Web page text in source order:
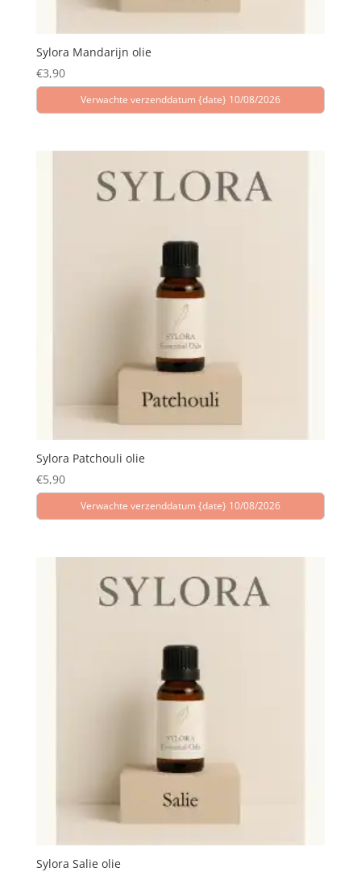
Sylora Mandarijn olie
€3,90
Verwachte verzenddatum {date} 10/08/2026
Sylora Patchouli olie
€5,90
Verwachte verzenddatum {date} 10/08/2026
Sylora Salie olie